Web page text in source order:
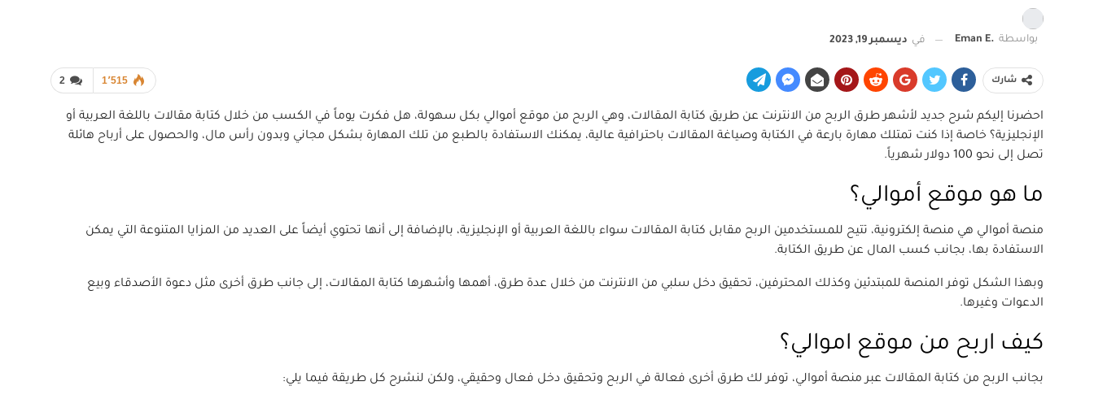
بواسطة .Eman E في ديسمبر 19, 2023
2 1٬515 شارك
احضرنا إليكم شرح جديد لأشهر طرق الربح من الانترنت عن طريق كتابة المقالات، وهي الربح من موقع أموالي بكل سهولة، هل فكرت يوماً في الكسب من خلال كتابة مقالات باللغة العربية أو
الإنجليزية؟ خاصة إذا كنت تمتلك مهارة بارعة في الكتابة وصياغة المقالات باحترافية عالية، يمكنك الاستفادة بالطبع من تلك المهارة بشكل مجاني وبدون رأس مال، والحصول على أرباح هائلة
تصل إلى نحو 100 دولار شهرياً.
ما هو موقع أموالي؟
منصة أموالي هي منصة إلكترونية، تتيح للمستخدمين الربح مقابل كتابة المقالات سواء باللغة العربية أو الإنجليزية، بالإضافة إلى أنها تحتوي أيضاً على العديد من المزايا المتنوعة التي يمكن
الاستفادة بها، بجانب كسب المال عن طريق الكتابة.
وبهذا الشكل توفر المنصة للمبتدئين وكذلك المحترفين، تحقيق دخل سلبي من الانترنت من خلال عدة طرق، أهمها وأشهرها كتابة المقالات، إلى جانب طرق أخرى مثل دعوة الأصدقاء وبيع
الدعوات وغيرها.
كيف اربح من موقع اموالي؟
بجانب الربح من كتابة المقالات عبر منصة أموالي، توفر لك طرق أخرى فعالة في الربح وتحقيق دخل فعال وحقيقي، ولكن لنشرح كل طريقة فيما يلي: